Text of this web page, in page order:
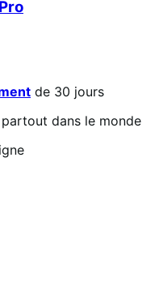
de 30 jours
dans le monde